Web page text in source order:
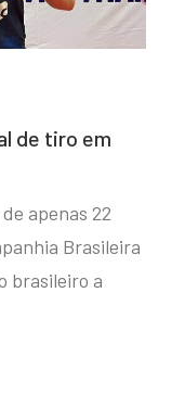
de tiro em
apenas 22
Brasileira
brasileiro a